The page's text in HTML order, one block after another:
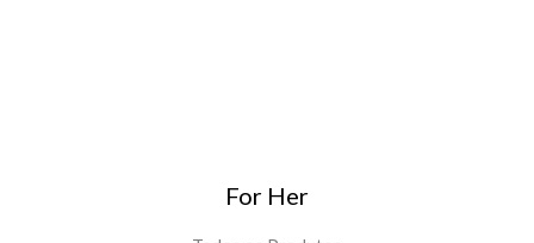
For Her